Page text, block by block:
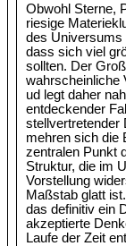
Obwohl Sterne,
riesige
des Universums
dass sich viel
sollten. Der
wahrscheinliche
ud legt daher
entdeckender
stellvertretender
mehren sich die
zentralen Punkt
Struktur, die im
Vorstellung
Maßstab glatt
das definitiv ein
akzeptierte
Laufe der Zeit